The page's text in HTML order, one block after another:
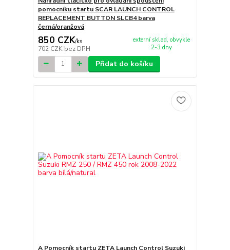
pomocníku startu SCAR LAUNCH CONTROL
REPLACEMENT BUTTON SLCB4 barva
černá/oranžová
850 CZK/ks
702 CZK bez DPH
externí sklad, obvykle
2-3 dny
Přidat do košíku
A Pomocník startu ZETA Launch Control Suzuki